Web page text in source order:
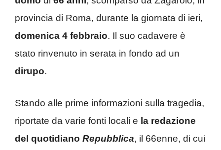
provincia di Roma, durante la giornata di ieri,
domenica 4 febbraio. Il suo cadavere è
stato rinvenuto in serata in fondo ad un
dirupo.
Stando alle prime informazioni sulla tragedia,
riportate da varie fonti locali e la redazione
del quotidiano Repubblica, il 66enne, di cui